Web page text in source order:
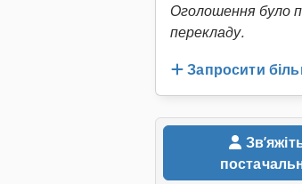
Оголошення було
перекладу.
Запросити